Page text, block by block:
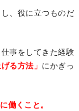
、役に立つものだ
事をしてきた経験
る方法」 にかぎっ
働くこと。